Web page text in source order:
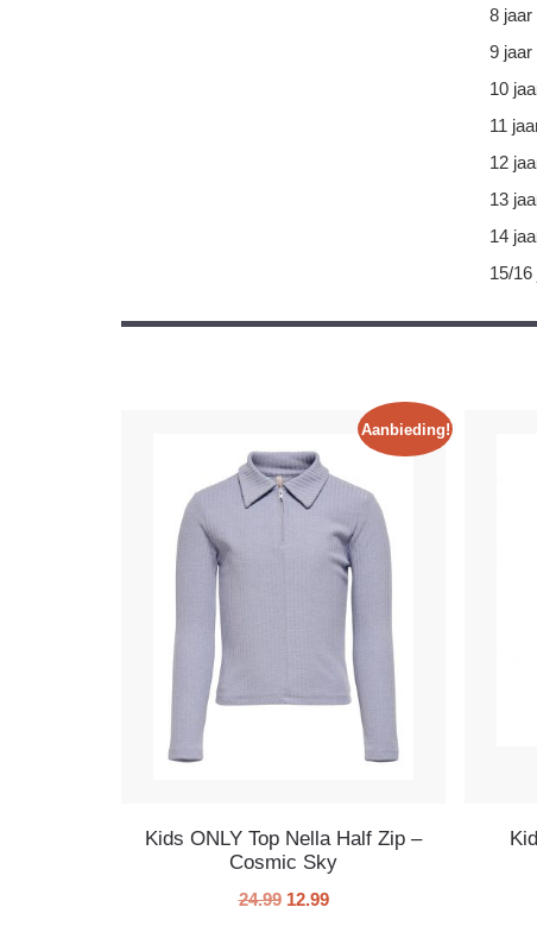
8 jaar
9 jaar
10
11
12
13
14
15/16
Aanbieding!
Kids ONLY Top Nella Half Zip –
Cosmic Sky
24.99 12.99